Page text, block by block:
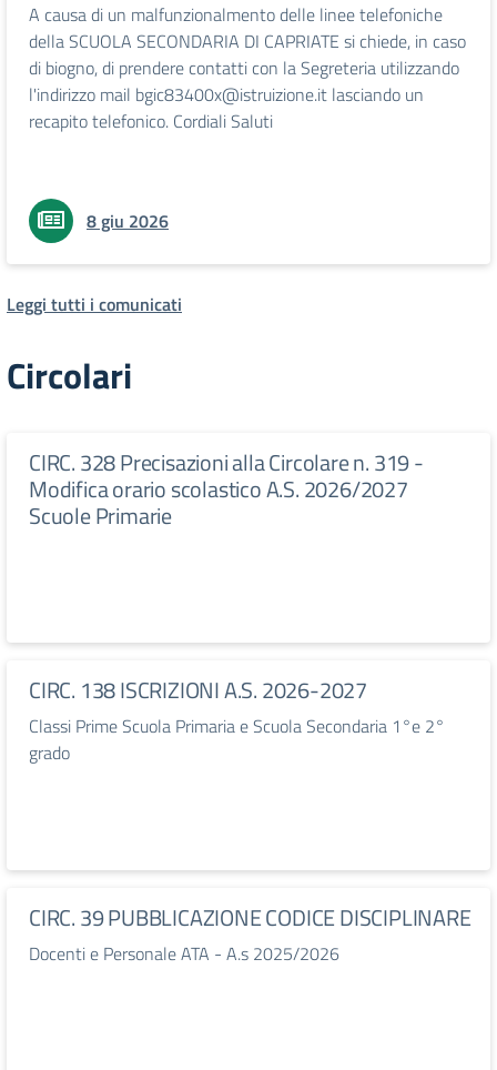
A causa di un malfunzionalmento delle linee telefoniche
della SCUOLA SECONDARIA DI CAPRIATE si chiede, in caso
di biogno, di prendere contatti con la Segreteria utilizzando
l'indirizzo mail bgic83400x@istruizione.it lasciando un
recapito telefonico. Cordiali Saluti
8 giu 2026
Leggi tutti i comunicati
Circolari
CIRC. 328 Precisazioni alla Circolare n. 319 -
Modifica orario scolastico A.S. 2026/2027
Scuole Primarie
CIRC. 138 ISCRIZIONI A.S. 2026-2027
Classi Prime Scuola Primaria e Scuola Secondaria 1°e 2°
grado
CIRC. 39 PUBBLICAZIONE CODICE DISCIPLINARE
Docenti e Personale ATA - A.s 2025/2026